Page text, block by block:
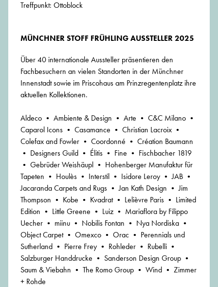
Treffpunkt: Ottoblock
MÜNCHNER STOFF FRÜHLING AUSSTELLER 2025
Über 40 internationale Aussteller präsentieren den
Fachbesuchern an vielen Standorten in der Münchner
Innenstadt sowie im Priscohaus am Prinzregentenplatz ihre
aktuellen Kollektionen.
Aldeco • Ambiente & Design • Arte • C&C Milano •
Caparol Icons • Casamance • Christian Lacroix •
Colefax and Fowler • Coordonné • Création Baumann
• Designers Guild • Élitis • Fine • Fischbacher 1819
• Gebrüder Weishäupl • Hohenberger Manufaktur für
Tapeten • Houlès • Interstil • Isidore Leroy • JAB •
Jacaranda Carpets and Rugs • Jan Kath Design • Jim
Thompson • Kobe • Kvadrat • Lelièvre Paris • Limited
Edition • Little Greene • Luiz • Mariaflora by Filippo
Uecher • miinu • Nobilis Fontan • Nya Nordiska •
Object Carpet • Omexco • Orac • Perennials und
Sutherland • Pierre Frey • Rohleder • Rubelli •
Salzburger Handdrucke • Sanderson Design Group •
Saum & Viebahn • The Romo Group • Wind • Zimmer
+ Rohde